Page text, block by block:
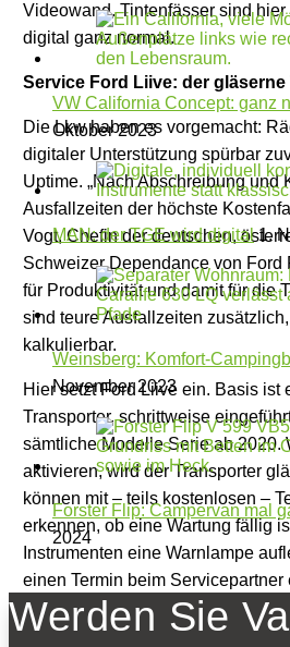
Videowand. Tintenfässer sind
digital ganz normal.
Service Ford Liive: der
Die Lkw haben es vorgemacht:
digitaler Unterstützung spürbar
Uptime. „Nach Abschreibung und
Ausfallzeiten der höchste
Vogt, Chefin der deutschen,
Schweizer Dependance von Ford
für Produktivität und damit für die
sind teure Ausfallzeiten
kalkulierbar.
Hier setzt Ford Liive ein. Basis ist
Transporter, schrittweise
sämtliche Modelle Serie ab 2020.
aktivieren, wird der Transporter
können mit – teils kostenlosen –
erkennen, ob eine Wartung fällig
Instrumenten eine Warnlampe
einen Termin beim Servicepartner
wiederum muss nicht erst in der
Fahrzeugs auslesen, sondern
VW California Concept: ganz
Oktober 2023
MAN: der TGE wird digital1.
Weinsberg: Komfort-
November 2023
Forster Flip: Campervan mal
2024
Werden Sie